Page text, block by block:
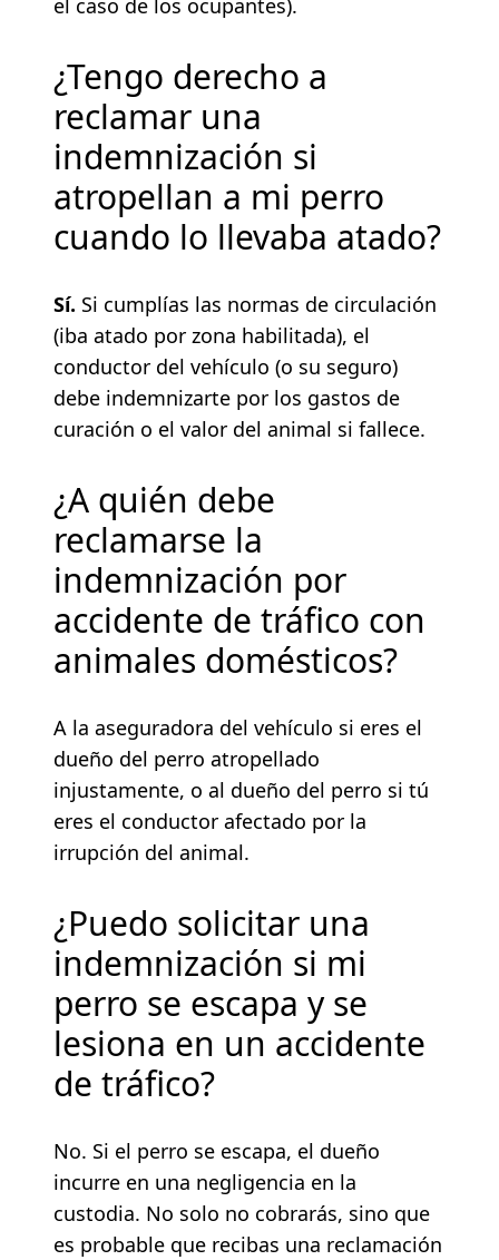
el caso de los ocupantes).
¿Tengo derecho a
reclamar una
indemnización si
atropellan a mi perro
cuando lo llevaba atado?
Sí. Si cumplías las normas de circulación
(iba atado por zona habilitada), el
conductor del vehículo (o su seguro)
debe indemnizarte por los gastos de
curación o el valor del animal si fallece.
¿A quién debe
reclamarse la
indemnización por
accidente de tráfico con
animales domésticos?
A la aseguradora del vehículo si eres el
dueño del perro atropellado
injustamente, o al dueño del perro si tú
eres el conductor afectado por la
irrupción del animal.
¿Puedo solicitar una
indemnización si mi
perro se escapa y se
lesiona en un accidente
de tráfico?
No. Si el perro se escapa, el dueño
incurre en una negligencia en la
custodia. No solo no cobrarás, sino que
es probable que recibas una reclamación